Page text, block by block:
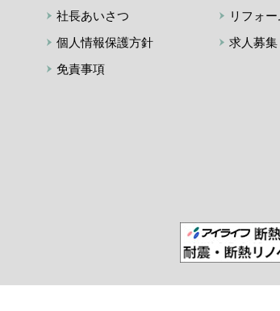
社長あいさつ
個人情報保護方針
免責事項
リフォ
求人募集